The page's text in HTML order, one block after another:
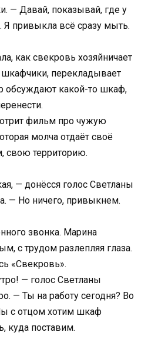
— Давай, показывай, где у
Я привыкла всё сразу мыть.
как свекровь хозяйничает
шкафчики, перекладывает
обсуждают какой-то шкаф,
фильм про чужую
молча отдаёт своё
свою территорию.
— донёсся голос Светланы
— Но ничего, привыкнем.
звонка. Марина
с трудом разлепляя глаза.
«Свекровь».
— голос Светланы
— Ты на работу сегодня? Во
с отцом хотим шкаф
куда поставим.